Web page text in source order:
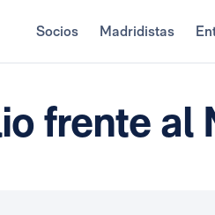
Socios Madridistas
frente al